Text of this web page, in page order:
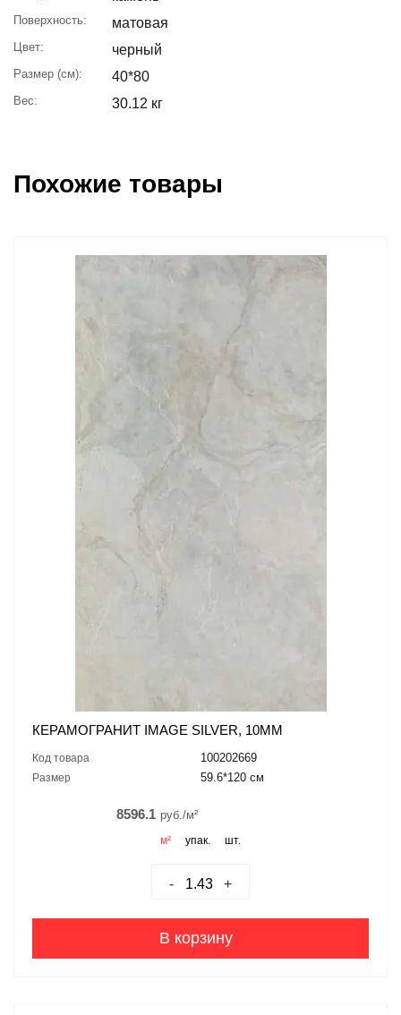
Поверхность: матовая
Цвет: черный
Размер (см): 40*80
Вес: 30.12 кг
Похожие товары
КЕРАМОГРАНИТ IMAGE SILVER, 10ММ
Код товара 100202669
Размер 59.6*120 см
8596.1 руб./м²
м² упак. шт.
- +
В корзину